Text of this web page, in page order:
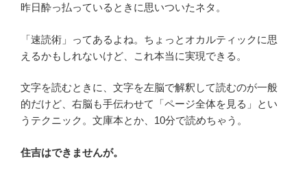
昨日酔っ払っているときに思いついたネタ。
「速読術」ってあるよね。ちょっとオカルティックに思
えるかもしれないけど、これ本当に実現できる。
文字を読むときに、文字を左脳で解釈して読むのが一般
的だけど、右脳も手伝わせて「ページ全体を見る」とい
うテクニック。文庫本とか、10分で読めちゃう。
住吉はできませんが。